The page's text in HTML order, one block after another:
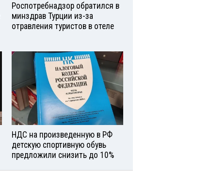
Роспотребнадзор обратился в
минздрав Турции из-за
отравления туристов в отеле
НДС на произведенную в РФ
детскую спортивную обувь
предложили снизить до 10%